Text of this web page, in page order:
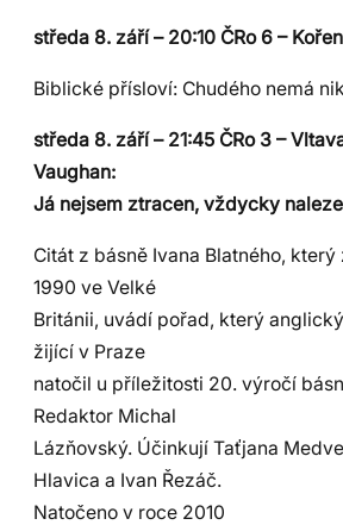
středa 8. září – 20:10 ČRo 6 –
Biblické přísloví: Chudého nemá
středa 8. září – 21:45 ČRo 3 –
Vaughan:
Já nejsem ztracen, vždycky
Citát z básně Ivana Blatného, který
1990 ve Velké
Británii, uvádí pořad, který
žijící v Praze
natočil u příležitosti 20. výročí
Redaktor Michal
Lázňovský. Účinkují Taťjana
Hlavica a Ivan Řezáč.
Natočeno v roce 2010